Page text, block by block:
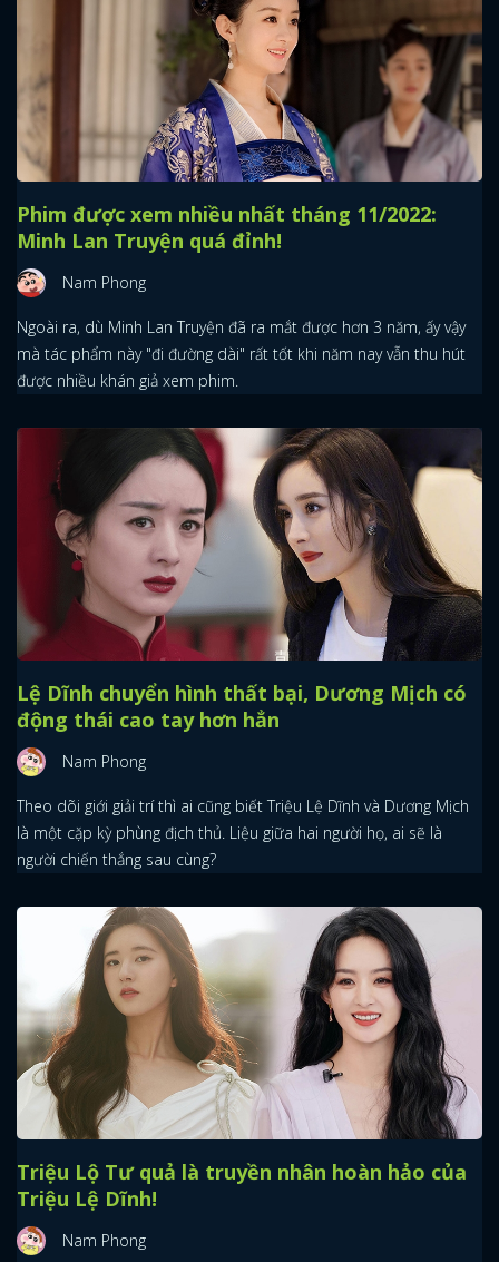
x
ĐĂNG NHẬP
Phim được xem nhiều nhất tháng 11/2022:
Minh Lan Truyện quá đỉnh!
Nam Phong
Ngoài ra, dù Minh Lan Truyện đã ra mắt được hơn 3 năm, ấy vậy
mà tác phẩm này "đi đường dài" rất tốt khi năm nay vẫn thu hút
được nhiều khán giả xem phim.
Lệ Dĩnh chuyển hình thất bại, Dương Mịch có
động thái cao tay hơn hẳn
Nam Phong
Theo dõi giới giải trí thì ai cũng biết Triệu Lệ Dĩnh và Dương Mịch
là một cặp kỳ phùng địch thủ. Liệu giữa hai người họ, ai sẽ là
người chiến thắng sau cùng?
Triệu Lộ Tư quả là truyền nhân hoàn hảo của
Triệu Lệ Dĩnh!
Nam Phong